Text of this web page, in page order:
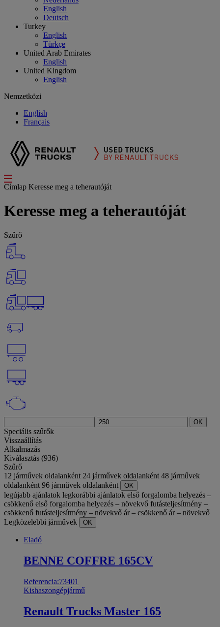
English
Deutsch
Turkey
English
Türkçe
United Arab Emirates
English
United Kingdom
English
Nemzetközi
English
Français
Címlap Keresse meg a teherautóját
Keresse meg a teherautóját
Szűrő
OK
Speciális szűrők
Visszaállítás
Alkalmazás
Kiválasztás (936)
Szűrő
12 járművek oldalanként 24 járművek oldalanként 48 járművek
oldalanként 96 járművek oldalanként OK
legújabb ajánlatok legkorábbi ajánlatok első forgalomba helyezés –
csökkenő első forgalomba helyezés – növekvő futásteljesítmény –
csökkenő futásteljesítmény – növekvő ár – csökkenő ár – növekvő
Legközelebbi járművek
OK
Eladó
BENNE COFFRE 165CV
Referencia:73401
Kishaszongépjármű
Renault Trucks Master 165